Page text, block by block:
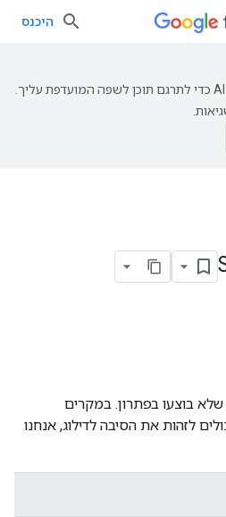
היכנס
‫Google משתמשת בטכנולוגיית AI כדי לתרגם תוכן לשפה המועדפת עליך.
בוצעו בפתרון. במקרים
לזהות את הסיבה לדילוג, אנחנו